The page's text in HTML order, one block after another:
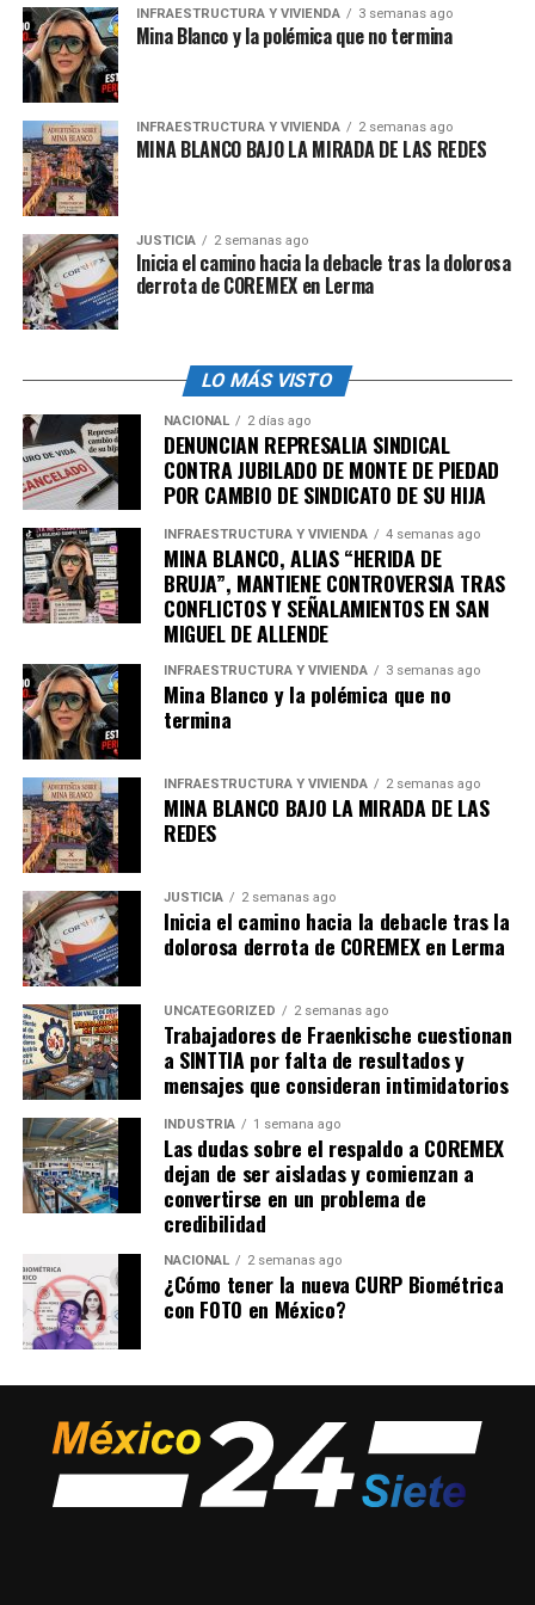
Por ello, la propuesta de la Conasami ha planteado
como objetivos: Impulsar a los salarios mínimos
profesionales en la recuperación salarial, de manera que
recuperen el rezago que sufrieron respecto al general;
Homologar el catálogo de la Conasami con el Sistema
Nacional de Clasificación de Ocupaciones (
por el Instituto Nacional de Estadística y Geografía
(INEGI) y darle seguimiento a la evolución del poder
adquisitivo y en el empleo de las ocupaciones en el
Así, a futuro, se propone que el SMP se actualice en el
mismo porcentaje que el SMG, y aplicar periódicamente
los criterios de inclusión y exclusión de las categorías
basadas en el ICE.
admin
INFRAESTRUCTURA Y VIVIENDA 3 semanas ago
Mina Blanco y la polémica que no termina
INFRAESTRUCTURA Y VIVIENDA 2 semanas ago
MINA BLANCO BAJO LA MIRADA DE LAS REDES
JUSTICIA 2 semanas ago
Inicia el camino hacia la debacle tras la dolorosa
derrota de COREMEX en Lerma
LO MÁS VISTO
NACIONAL 2 días ago
DENUNCIAN REPRESALIA SINDICAL
CONTRA JUBILADO DE MONTE DE PIEDAD
POR CAMBIO DE SINDICATO DE SU HIJA
INFRAESTRUCTURA Y VIVIENDA 4 semanas ago
MINA BLANCO, ALIAS “HERIDA DE
BRUJA”, MANTIENE CONTROVERSIA TRAS
CONFLICTOS Y SEÑALAMIENTOS EN SAN
MIGUEL DE ALLENDE
INFRAESTRUCTURA Y VIVIENDA 3 semanas ago
Mina Blanco y la polémica que no
termina
INFRAESTRUCTURA Y VIVIENDA 2 semanas ago
MINA BLANCO BAJO LA MIRADA DE LAS
REDES
JUSTICIA 2 semanas ago
Inicia el camino hacia la debacle tras la
dolorosa derrota de COREMEX en Lerma
UNCATEGORIZED 2 semanas ago
Trabajadores de Fraenkische cuestionan
a SINTTIA por falta de resultados y
mensajes que consideran intimidatorios
INDUSTRIA 1 semana ago
Las dudas sobre el respaldo a COREMEX
dejan de ser aisladas y comienzan a
convertirse en un problema de
credibilidad
NACIONAL 2 semanas ago
¿Cómo tener la nueva CURP Biométrica
con FOTO en México?